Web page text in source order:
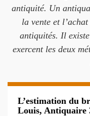
antiquité. Un
la vente et
antiquités. Il
exercent les deux
L’estimation du
Louis, Antiquaire